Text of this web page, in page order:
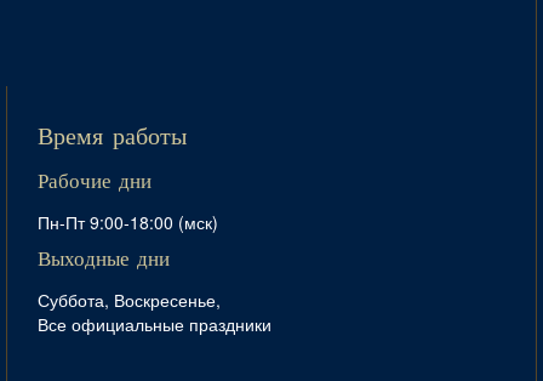
Время работы
Рабочие дни
Пн-Пт 9:00-18:00 (мск)
Выходные дни
Суббота, Воскресенье,
Все официальные праздники